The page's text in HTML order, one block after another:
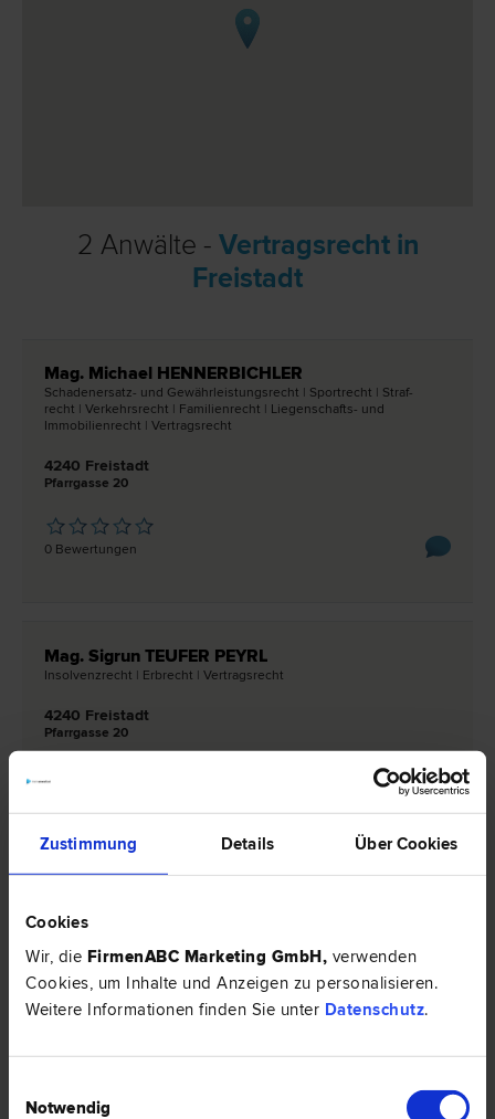
Zustimmung Details Über Cookies
Cookies
Wir, die FirmenABC Marketing GmbH, verwenden
Cookies, um Inhalte und Anzeigen zu personalisieren.
Weitere Informationen finden Sie unter Datenschutz.
Notwendig
2 Anwälte - Vertragsrecht in
Freistadt
Mag. Michael HENNERBICHLER
Schadenersatz- und Gewährleistungs­recht | Sport­recht | Straf­
recht | Verkehrs­recht | Familien­recht | Liegenschafts- und
Immobilien­recht | Vertrags­recht
4240 Freistadt
Pfarrgasse 20
0 Bewertungen
Mag. Sigrun TEUFER PEYRL
Insolvenz­recht | Erb­recht | Vertrags­recht
4240 Freistadt
Pfarrgasse 20
"Vertragsrecht"
RECHTSNEWS